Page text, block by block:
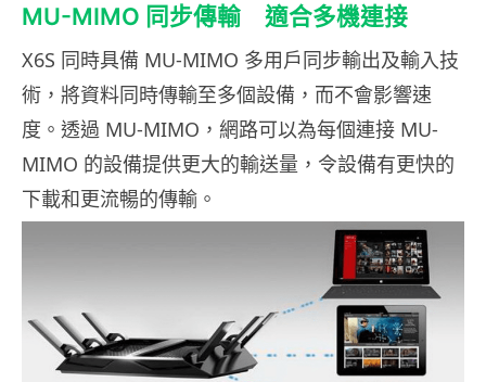
MU-MIMO 同步傳輸 適合多機連接
X6S 同時具備 MU-MIMO 多用戶同步輸出及輸入技
術，將資料同時傳輸至多個設備，而不會影響速
度。透過 MU-MIMO，網路可以為每個連接 MU-
MIMO 的設備提供更大的輸送量，令設備有更快的
下載和更流暢的傳輸。